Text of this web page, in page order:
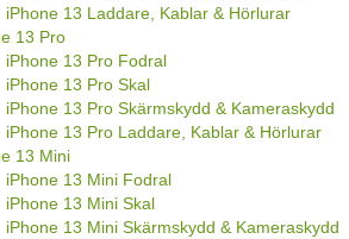
iPhone 13 Laddare, Kablar & Hörlurar
13 Pro
iPhone 13 Pro Fodral
iPhone 13 Pro Skal
iPhone 13 Pro Skärmskydd & Kameraskydd
iPhone 13 Pro Laddare, Kablar & Hörlurar
13 Mini
iPhone 13 Mini Fodral
iPhone 13 Mini Skal
iPhone 13 Mini Skärmskydd & Kameraskydd